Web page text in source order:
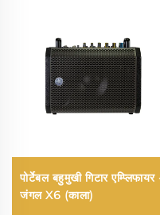
पोर्टेबल बहुमुखी गिटार एम्प्लिफायर
जंगल X6 (काला)